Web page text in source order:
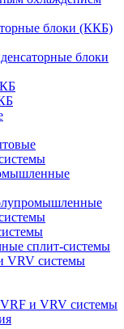
блоки (ККБ)
блоки
сплит-системы
VRV системы
и VRV системы